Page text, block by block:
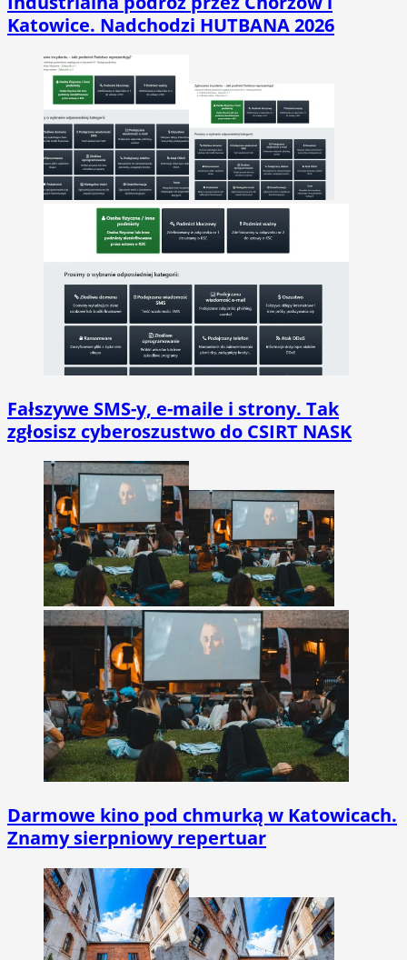
Katowice. Nadchodzi HUTBANA 2026
Fałszywe SMS-y, e-maile i strony. Tak
zgłosisz cyberoszustwo do CSIRT NASK
Darmowe kino pod chmurką w Katowicach.
Znamy sierpniowy repertuar